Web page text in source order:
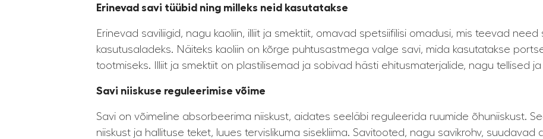
Erinevad savi tüübid ning milleks neid kasutatakse
Erinevad saviliigid, nagu kaoliin, illiit ja smektiit, omavad spetsiifilisi omadusi, mis teevad
kasutusaladeks. Näiteks kaoliin on kõrge puhtusastmega valge savi, mida kasutatakse
tootmiseks. Illiit ja smektiit on plastilisemad ja sobivad hästi ehitusmaterjalide, nagu tellised ja
Savi niiskuse reguleerimise võime
Savi on võimeline absorbeerima niiskust, aidates seeläbi reguleerida ruumide õhuniiskust.
niiskust ja hallituse teket, luues tervislikuma sisekliima. Savitooted, nagu savikrohv,